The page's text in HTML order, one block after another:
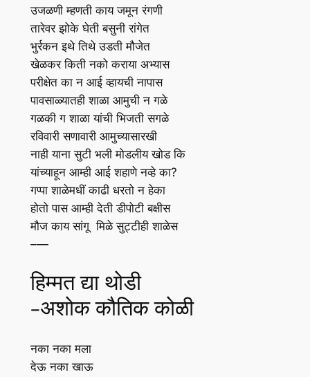
उजळणी म्हणती काय जमून रंगणी
तारेवर झोके घेती बसुनी रांगेत
भुर्रकन इथे तिथे उडती मौजेत
खेळकर किती नको कराया अभ्यास
परीक्षेत का न आई व्हायची नापास
पावसाळ्यातही शाळा आमुची न गळे
गळकी ग शाळा यांची भिजती सगळे
रविवारी सणावारी आमुच्यासारखी
नाही याना सुटी भली मोडलीय खोड कि
यांच्याहून आम्ही आई शहाणे नव्हे का?
गप्पा शाळेमधीं काढी धरतो न हेका
होतो पास आम्ही देती डीपोटी बक्षीस
मौज काय सांगू मिळे सुट्टीही शाळेस
–—
हिम्मत द्या थोडी
-अशोक कौतिक कोळी
नका नका मला
देऊ नका खाऊ